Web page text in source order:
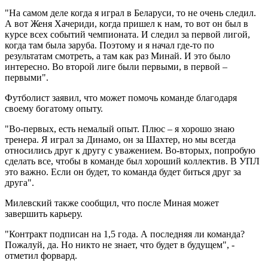
"На самом деле когда я играл в Беларуси, то не очень следил.
А вот Женя Хачериди, когда пришел к нам, то вот он был в
курсе всех событий чемпионата. И следил за первой лигой,
когда там была заруба. Поэтому и я начал где-то по
результатам смотреть, а там как раз Минай. И это было
интересно. Во второй лиге были первыми, в первой –
первыми".
Футболист заявил, что может помочь команде благодаря
своему богатому опыту.
"Во-первых, есть немалый опыт. Плюс – я хорошо знаю
тренера. Я играл за Динамо, он за Шахтер, но мы всегда
относились друг к другу с уважением. Во-вторых, попробую
сделать все, чтобы в команде был хороший коллектив. В УПЛ
это важно. Если он будет, то команда будет биться друг за
друга".
Милевский также сообщил, что после Миная может
завершить карьеру.
"Контракт подписан на 1,5 года. А последняя ли команда?
Пожалуй, да. Но никто не знает, что будет в будущем", -
отметил форвард.